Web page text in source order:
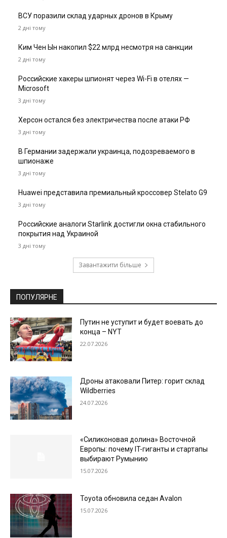
ВСУ поразили склад ударных дронов в Крыму
2 дні тому
Ким Чен Ын накопил $22 млрд несмотря на санкции
2 дні тому
Российские хакеры шпионят через Wi-Fi в отелях —
Microsoft
3 дні тому
Херсон остался без электричества после атаки РФ
3 дні тому
В Германии задержали украинца, подозреваемого в
шпионаже
3 дні тому
Huawei представила премиальный кроссовер Stelato G9
3 дні тому
Российские аналоги Starlink достигли окна стабильного
покрытия над Украиной
3 дні тому
Завантажити більше
ПОПУЛЯРНЕ
Путин не уступит и будет воевать до
конца – NYT
22.07.2026
Дроны атаковали Питер: горит склад
Wildberries
24.07.2026
«Силиконовая долина» Восточной
Европы: почему IT-гиганты и стартапы
выбирают Румынию
15.07.2026
Toyota обновила седан Avalon
15.07.2026